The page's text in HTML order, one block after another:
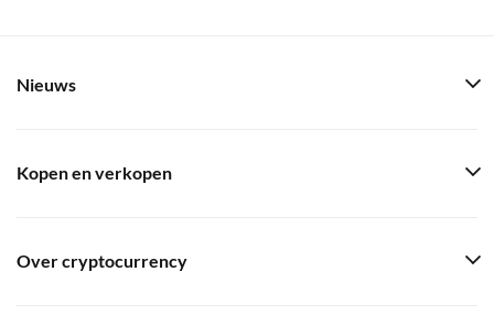
Nieuws
Kopen en verkopen
Over cryptocurrency